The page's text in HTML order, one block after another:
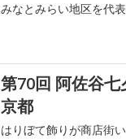
みなとみらい地区を代
第70回 阿佐谷
京都
はりぼて飾りが商店街